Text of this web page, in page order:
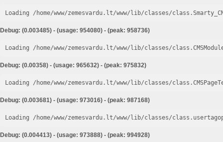
Loading /home/www/zemesvardu.lt/www/lib/classes/
Debug: (0.003485) - (usage: 954080) - (peak: 958736)
Loading /home/www/zemesvardu.lt/www/lib/classes/
Debug: (0.00358) - (usage: 965632) - (peak: 975832)
Loading /home/www/zemesvardu.lt/www/lib/classes/
Debug: (0.003681) - (usage: 973016) - (peak: 987168)
Loading /home/www/zemesvardu.lt/www/lib/classes/
Debug: (0.004413) - (usage: 973888) - (peak: 994928)